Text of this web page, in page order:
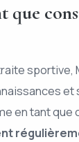
que
sportive,
et
en tant que